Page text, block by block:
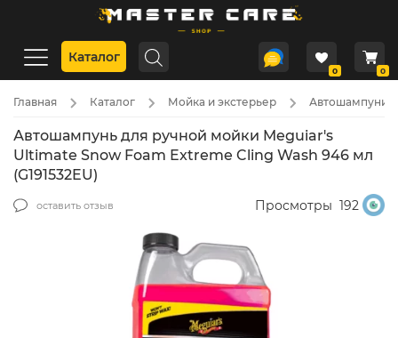
Каталог
0 0
Главная Каталог Мойка и экстерьер Автошампуни
Автошампунь для ручной мойки Meguiar's
Ultimate Snow Foam Extreme Cling Wash 946 мл
(G191532EU)
оставить отзыв Просмотры 192